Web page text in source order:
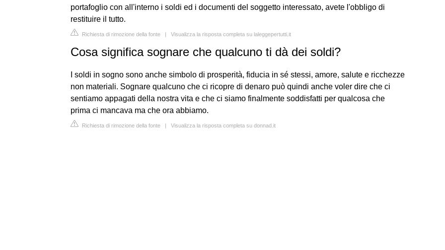
portafoglio con all'interno i soldi ed i documenti del soggetto interessato, avete l'obbligo di
restituire il tutto.
Richiesta di rimozione della fonte | Visualizza la risposta completa su laleggepertutti.it
Cosa significa sognare che qualcuno ti dà dei soldi?
I soldi in sogno sono anche simbolo di prosperità, fiducia in sé stessi, amore, salute e ricchezze
non materiali. Sognare qualcuno che ci ricopre di denaro può quindi anche voler dire che ci
sentiamo appagati della nostra vita e che ci siamo finalmente soddisfatti per qualcosa che
prima ci mancava ma che ora abbiamo.
Richiesta di rimozione della fonte | Visualizza la risposta completa su donnad.it